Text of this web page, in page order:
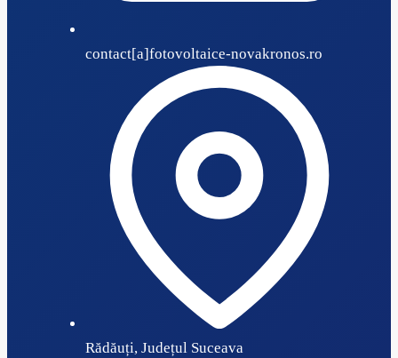
contact[a]fotovoltaice-novakronos.ro
Rădăuți, Județul Suceava